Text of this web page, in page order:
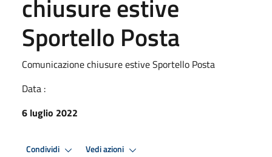
chiusure estive
Sportello Posta
Comunicazione chiusure estive Sportello Posta
Data :
6 luglio 2022
Condividi Vedi azioni